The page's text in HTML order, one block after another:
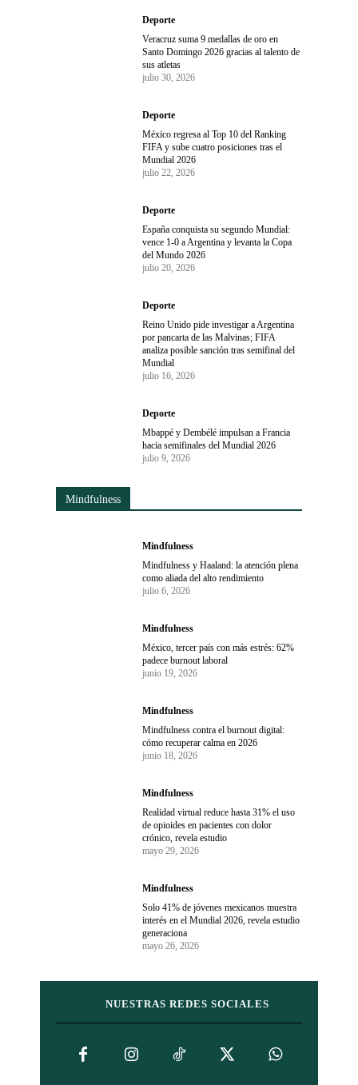
Deporte
Veracruz suma 9 medallas de oro en
Santo Domingo 2026 gracias al talento de
sus atletas
julio 30, 2026
Deporte
México regresa al Top 10 del Ranking
FIFA y sube cuatro posiciones tras el
Mundial 2026
julio 22, 2026
Deporte
España conquista su segundo Mundial:
vence 1-0 a Argentina y levanta la Copa
del Mundo 2026
julio 20, 2026
Deporte
Reino Unido pide investigar a Argentina
por pancarta de las Malvinas; FIFA
analiza posible sanción tras semifinal del
Mundial
julio 16, 2026
Deporte
Mbappé y Dembélé impulsan a Francia
hacia semifinales del Mundial 2026
julio 9, 2026
Mindfulness
Mindfulness
Mindfulness y Haaland: la atención plena
como aliada del alto rendimiento
julio 6, 2026
Mindfulness
México, tercer país con más estrés: 62%
padece burnout laboral
junio 19, 2026
Mindfulness
Mindfulness contra el burnout digital:
cómo recuperar calma en 2026
junio 18, 2026
Mindfulness
Realidad virtual reduce hasta 31% el uso
de opioides en pacientes con dolor
crónico, revela estudio
mayo 29, 2026
Mindfulness
Solo 41% de jóvenes mexicanos muestra
interés en el Mundial 2026, revela estudio
generaciona
mayo 26, 2026
NUESTRAS REDES SOCIALES